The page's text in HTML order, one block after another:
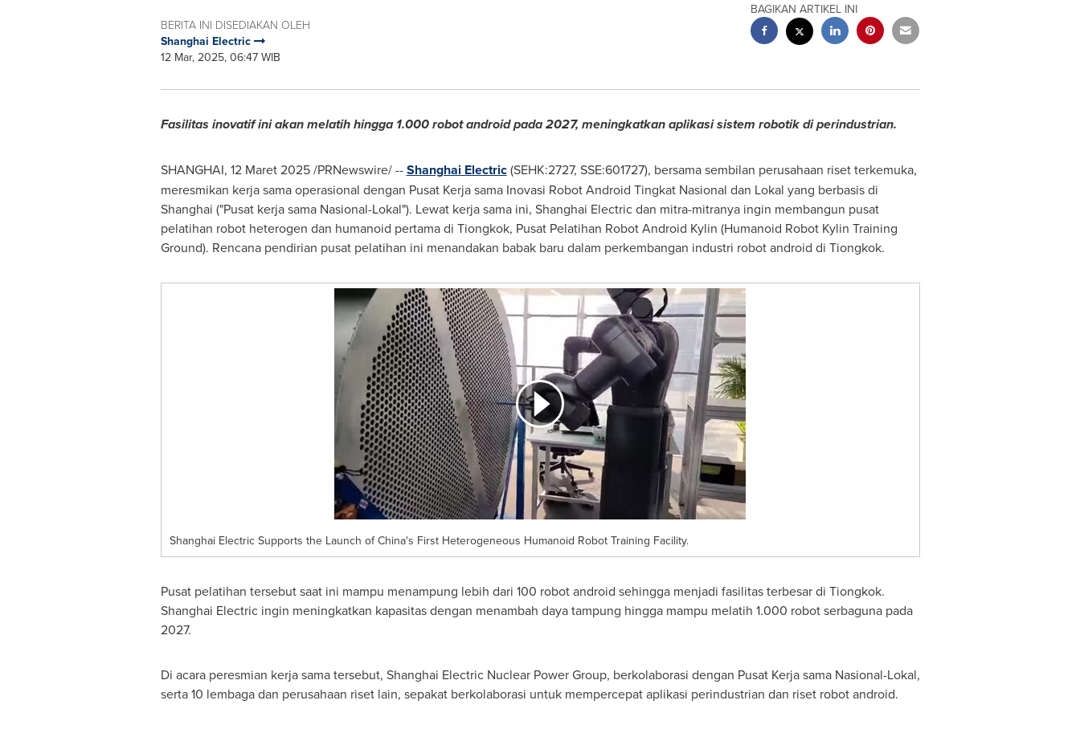
BERITA INI DISEDIAKAN OLEH
Shanghai Electric
12 Mar, 2025, 06:47 WIB
BAGIKAN ARTIKEL INI
Fasilitas inovatif ini akan melatih hingga 1.000 robot android pada 2027, meningkatkan aplikasi sistem robotik di perindustrian.
SHANGHAI, 12 Maret 2025/PRNewswire/ --Shanghai Electric(SEHK:2727, SSE:601727), bersama sembilan perusahaan riset terkemuka,
meresmikan kerja sama operasional dengan Pusat Kerja sama Inovasi Robot Android Tingkat Nasional dan Lokal yang berbasis di
Shanghai ("Pusat kerja sama Nasional-Lokal"). Lewat kerja sama ini, Shanghai Electric dan mitra-mitranya ingin membangun pusat
pelatihan robot heterogen dan humanoid pertama di Tiongkok, Pusat Pelatihan Robot Android Kylin (Humanoid Robot Kylin Training
Ground). Rencana pendirian pusat pelatihan ini menandakan babak baru dalam perkembangan industri robot android di Tiongkok.
Shanghai Electric Supports the Launch of China's First Heterogeneous Humanoid Robot Training Facility.
Pusat pelatihan tersebut saat ini mampu menampung lebih dari 100 robot android sehingga menjadi fasilitas terbesar di Tiongkok.
Shanghai Electric ingin meningkatkan kapasitas dengan menambah daya tampung hingga mampu melatih 1.000 robot serbaguna pada
2027.
Di acara peresmian kerja sama tersebut, Shanghai Electric Nuclear Power Group, berkolaborasi dengan Pusat Kerja sama Nasional-Lokal,
serta 10 lembaga dan perusahaan riset lain, sepakat berkolaborasi untuk mempercepat aplikasi perindustrian dan riset robot android.